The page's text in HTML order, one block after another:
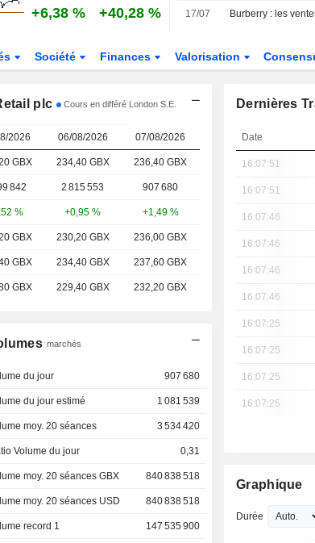
+6,38 % +40,28 % 17/07
Société Finances Valorisation
plc Cours en différé London S.E.
2026 06/08/2026 07/08/2026
GBX 234,40 GBX 236,40 GBX
842 2 815 553 907 680
% +0,95 % +1,49 %
GBX 230,20 GBX 236,00 GBX
GBX 234,40 GBX 237,60 GBX
GBX 229,40 GBX 232,20 GBX
marchés
du jour 907 680
du jour estimé 1 081 539
moy. 20 séances 3 534 420
Volume du jour 0,31
moy. 20 séances GBX 840 838 518
moy. 20 séances USD 840 838 518
record 1 147 535 900
Dernières
Date
16:07:51
16:07:51
16:07:46
16:07:46
16:07:46
16:07:46
16:07:25
16:07:25
16:07:25
16:07:25
Graphique
Durée